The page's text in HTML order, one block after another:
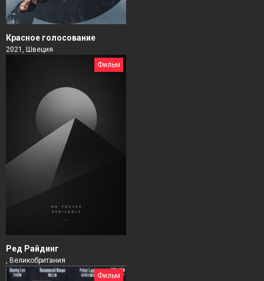
Красное голосование
2021, Швеция
Фильм
Ред Райдинг
, Великобритания
Фильм